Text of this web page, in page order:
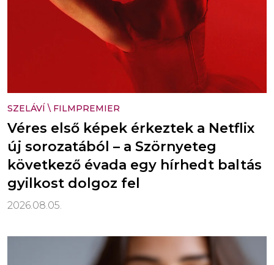
SZELÁVÍ \ FILMPREMIER
Véres első képek érkeztek a Netflix
új sorozatából – a Szörnyeteg
következő évada egy hírhedt baltás
gyilkost dolgoz fel
2026.08.05.